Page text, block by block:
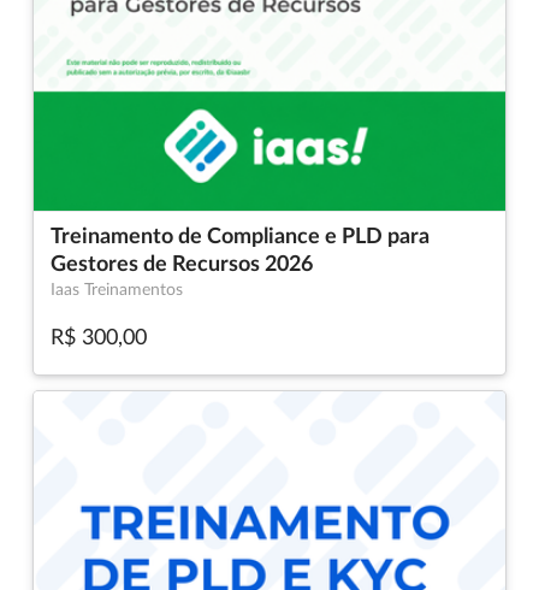
Treinamento de Compliance e PLD para
Gestores de Recursos 2026
Iaas Treinamentos
R$ 300,00